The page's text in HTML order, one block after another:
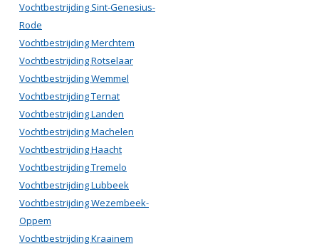
Vochtbestrijding Sint-Genesius-
Rode
Vochtbestrijding Merchtem
Vochtbestrijding Rotselaar
Vochtbestrijding Wemmel
Vochtbestrijding Ternat
Vochtbestrijding Landen
Vochtbestrijding Machelen
Vochtbestrijding Haacht
Vochtbestrijding Tremelo
Vochtbestrijding Lubbeek
Vochtbestrijding Wezembeek-
Oppem
Vochtbestrijding Kraainem